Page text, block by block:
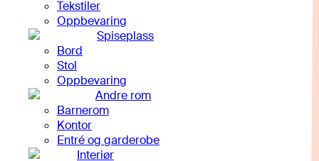
Tekstiler
Oppbevaring
Spiseplass
Bord
Stol
Oppbevaring
Andre rom
Barnerom
Kontor
Entré og garderobe
Interiør